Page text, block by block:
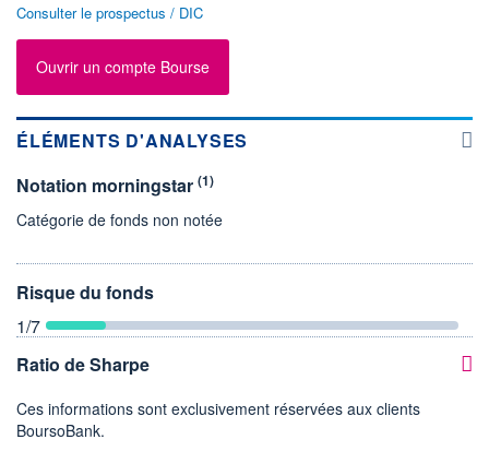
Consulter le prospectus / DIC
Ouvrir un compte Bourse
ÉLÉMENTS D'ANALYSES
Notation morningstar (1)
Catégorie de fonds non notée
Risque du fonds
1/7
Ratio de Sharpe
Ces informations sont exclusivement réservées aux clients
BoursoBank.